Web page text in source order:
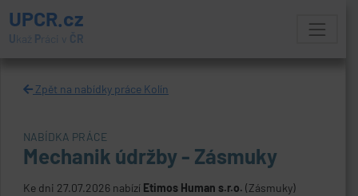
UPCR.cz
U kaž Práci v ČR
Zpět na nabídky práce Kolín
NABÍDKA PRÁCE
Mechanik údržby - Zásmuky
Ke dni 27.07.2026 nabízí Etimos Human s.r.o. (Zásmuky)